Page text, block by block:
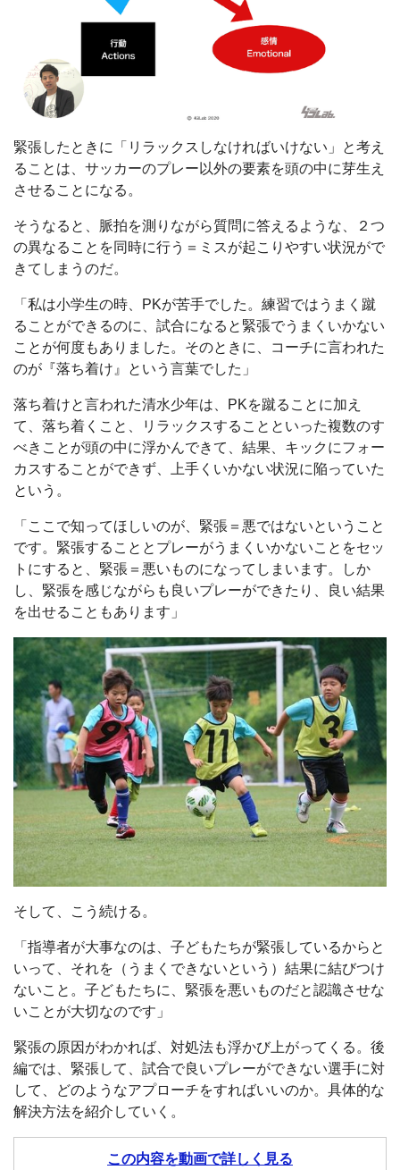
緊張したときに「リラックスしなければいけない」と考え
ることは、サッカーのプレー以外の要素を頭の中に芽生え
させることになる。
そうなると、脈拍を測りながら質問に答えるような、２つ
の異なることを同時に行う＝ミスが起こりやすい状況がで
きてしまうのだ。
「私は小学生の時、PKが苦手でした。練習ではうまく蹴
ることができるのに、試合になると緊張でうまくいかない
ことが何度もありました。そのときに、コーチに言われた
のが『落ち着け』という言葉でした」
落ち着けと言われた清水少年は、PKを蹴ることに加え
て、落ち着くこと、リラックスすることといった複数のす
べきことが頭の中に浮かんできて、結果、キックにフォー
カスすることができず、上手くいかない状況に陥っていた
という。
「ここで知ってほしいのが、緊張＝悪ではないということ
です。緊張することとプレーがうまくいかないことをセッ
トにすると、緊張＝悪いものになってしまいます。しか
し、緊張を感じながらも良いプレーができたり、良い結果
を出せることもあります」
そして、こう続ける。
「指導者が大事なのは、子どもたちが緊張しているからと
いって、それを（うまくできないという）結果に結びつけ
ないこと。子どもたちに、緊張を悪いものだと認識させな
いことが大切なのです」
緊張の原因がわかれば、対処法も浮かび上がってくる。後
編では、緊張して、試合で良いプレーができない選手に対
して、どのようなアプローチをすればいいのか。具体的な
解決方法を紹介していく。
この内容を動画で詳しく見る